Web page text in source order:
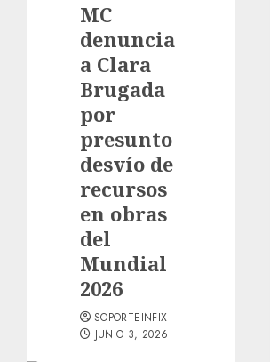
MC
denuncia
a Clara
Brugada
por
presunto
desvío de
recursos
en obras
del
Mundial
2026
SOPORTEINFIX
JUNIO 3, 2026